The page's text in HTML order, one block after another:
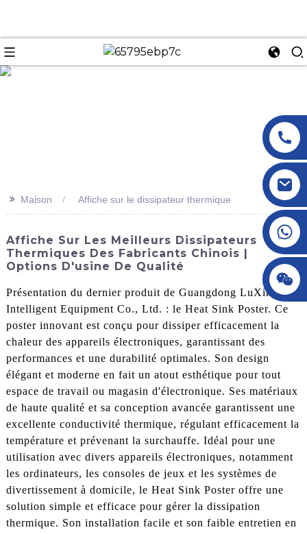
>> Maison Affiche sur le dissipateur thermique
Affiche Sur Les Meilleurs Dissipateurs
Thermiques Des Fabricants Chinois |
Options D'usine De Qualité
Présentation du dernier produit de Guangdong LuXing
Intelligent Equipment Co., Ltd. : le Heat Sink Poster. Ce
poster innovant est conçu pour dissiper efficacement la
chaleur des appareils électroniques, garantissant des
performances et une durabilité optimales. Son design
élégant et moderne en fait un atout esthétique pour tout
espace de travail ou magasin d'électronique. Ses matériaux
de haute qualité et sa conception avancée garantissent une
excellente conductivité thermique, régulant efficacement la
température et prévenant la surchauffe. Idéal pour une
utilisation avec divers appareils électroniques, notamment
les ordinateurs, les consoles de jeux et les systèmes de
divertissement à domicile, le Heat Sink Poster offre une
solution simple et efficace pour gérer la dissipation
thermique. Son installation facile et son faible entretien en